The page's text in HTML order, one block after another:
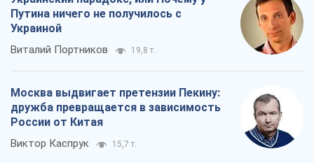
Путина ничего не получилось с
Украиной
Виталий Портников 19,8 т.
Москва выдвигает претензии Пекину:
дружба превращается в зависимость
России от Китая
Виктор Каспрук 15,7 т.